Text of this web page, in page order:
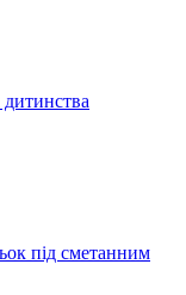
під сметанним